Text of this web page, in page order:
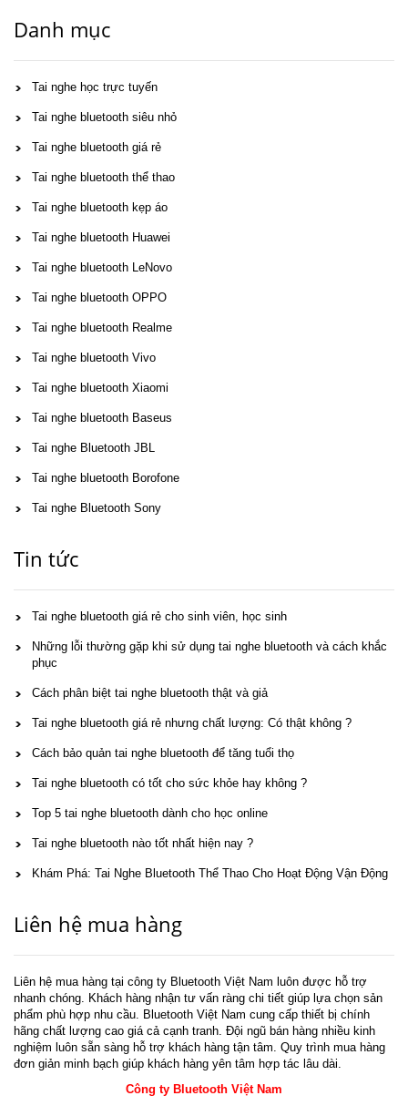
Danh mục
Tai nghe học trực tuyến
Tai nghe bluetooth siêu nhỏ
Tai nghe bluetooth giá rẻ
Tai nghe bluetooth thể thao
Tai nghe bluetooth kẹp áo
Tai nghe bluetooth Huawei
Tai nghe bluetooth LeNovo
Tai nghe bluetooth OPPO
Tai nghe bluetooth Realme
Tai nghe bluetooth Vivo
Tai nghe bluetooth Xiaomi
Tai nghe bluetooth Baseus
Tai nghe Bluetooth JBL
Tai nghe bluetooth Borofone
Tai nghe Bluetooth Sony
Tin tức
Tai nghe bluetooth giá rẻ cho sinh viên, học sinh
Những lỗi thường gặp khi sử dụng tai nghe bluetooth và cách khắc
phục
Cách phân biệt tai nghe bluetooth thật và giả
Tai nghe bluetooth giá rẻ nhưng chất lượng: Có thật không ?
Cách bảo quản tai nghe bluetooth để tăng tuổi thọ
Tai nghe bluetooth có tốt cho sức khỏe hay không ?
Top 5 tai nghe bluetooth dành cho học online
Tai nghe bluetooth nào tốt nhất hiện nay ?
Khám Phá: Tai Nghe Bluetooth Thể Thao Cho Hoạt Động Vận Động
Liên hệ mua hàng
Liên hệ mua hàng tại công ty Bluetooth Việt Nam luôn được hỗ trợ
nhanh chóng. Khách hàng nhận tư vấn ràng chi tiết giúp lựa chọn sản
phẩm phù hợp nhu cầu. Bluetooth Việt Nam cung cấp thiết bị chính
hãng chất lượng cao giá cả cạnh tranh. Đội ngũ bán hàng nhiều kinh
nghiệm luôn sẵn sàng hỗ trợ khách hàng tận tâm. Quy trình mua hàng
đơn giản minh bạch giúp khách hàng yên tâm hợp tác lâu dài.
Công ty Bluetooth Việt Nam